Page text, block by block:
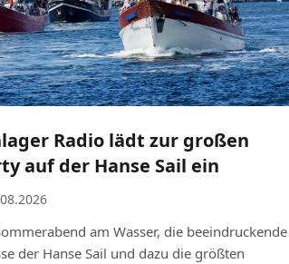
Radio lädt zur großen
auf der Hanse Sail ein
am Wasser, die beeindruckende
der Hanse Sail und dazu die größten